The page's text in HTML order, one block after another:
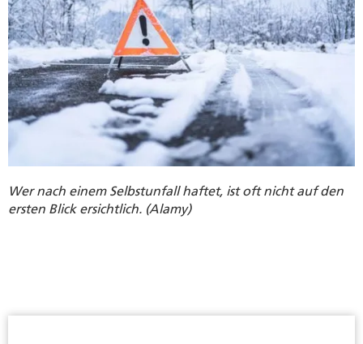
Wer nach einem Selbstunfall haftet, ist oft nicht auf den
ersten Blick ersichtlich. (Alamy)